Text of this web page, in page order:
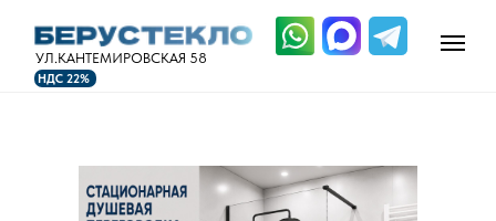
УЛ.КАНТЕМИРОВСКАЯ 58
НДС 22%